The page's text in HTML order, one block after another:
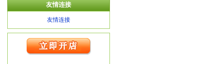
友情连接
友情连接